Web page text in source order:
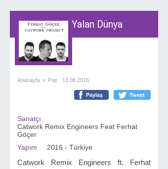
Yalan Dünya
Anasayfa » Pop 13.08.2016
Paylaş Tweet
Sanatçı
Catwork Remix Engineers Feat Ferhat
Göçer
Yapım
2016 - Türkiye
Catwork Remix Engineers ft. Ferhat